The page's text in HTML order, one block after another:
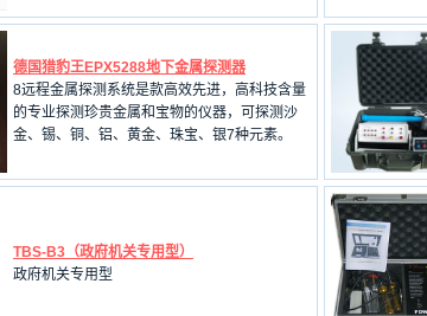
德国猎豹王EPX5288地下金属探测器
8远程金属探测系统是款高效先进，高科技含量
的专业探测珍贵金属和宝物的仪器，可探测沙
金、锡、铜、铝、黄金、珠宝、银7种元素。
TBS-B3（政府机关专用型）
政府机关专用型